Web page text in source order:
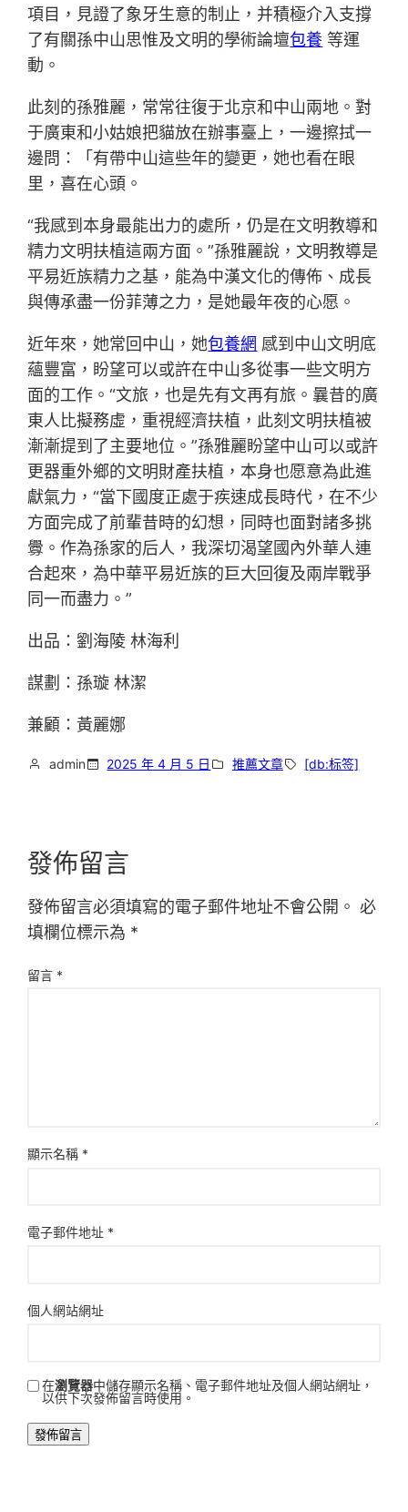
項目，見證了象牙生意的制止，并積極介入支撐
了有關孫中山思惟及文明的學術論壇包養 等運
動。
此刻的孫雅麗，常常往復于北京和中山兩地。對
于廣東和小姑娘把貓放在辦事臺上，一邊擦拭一
邊問：「有帶中山這些年的變更，她也看在眼
里，喜在心頭。
“我感到本身最能出力的處所，仍是在文明教導和
精力文明扶植這兩方面。”孫雅麗說，文明教導是
平易近族精力之基，能為中漢文化的傳佈、成長
與傳承盡一份菲薄之力，是她最年夜的心愿。
近年來，她常回中山，她包養網 感到中山文明底
蘊豐富，盼望可以或許在中山多從事一些文明方
面的工作。“文旅，也是先有文再有旅。曩昔的廣
東人比擬務虛，重視經濟扶植，此刻文明扶植被
漸漸提到了主要地位。”孫雅麗盼望中山可以或許
更器重外鄉的文明財產扶植，本身也愿意為此進
獻氣力，“當下國度正處于疾速成長時代，在不少
方面完成了前輩昔時的幻想，同時也面對諸多挑
釁。作為孫家的后人，我深切渴望國內外華人連
合起來，為中華平易近族的巨大回復及兩岸戰爭
同一而盡力。”
出品：劉海陵 林海利
謀劃：孫璇 林潔
兼顧：黃麗娜
admin 2025 年 4 月 5 日 推薦文章 [db:标签]
發佈留言
發佈留言必須填寫的電子郵件地址不會公開。 必
填欄位標示為 *
留言 *
顯示名稱 *
電子郵件地址 *
個人網站網址
在瀏覽器中儲存顯示名稱、電子郵件地址及個人網站網址，
以供下次發佈留言時使用。